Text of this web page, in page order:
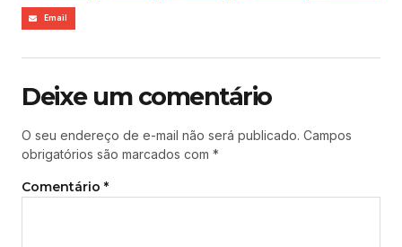
Email
Deixe um comentário
O seu endereço de e-mail não será publicado. Campos
obrigatórios são marcados com *
Comentário *